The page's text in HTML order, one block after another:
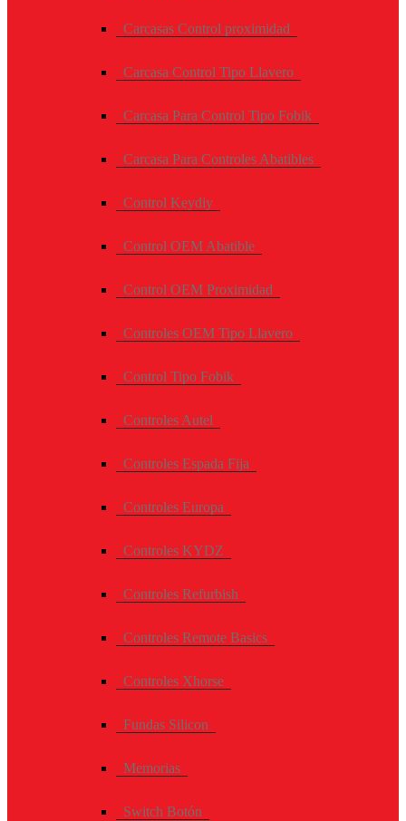
Carcasas Control proximidad
Carcasa Control Tipo Llavero
Carcasa Para Control Tipo Fobik
Carcasa Para Controles Abatibles
Control Keydiy
Control OEM Abatible
Control OEM Proximidad
Controles OEM Tipo Llavero
Control Tipo Fobik
Controles Autel
Controles Espada Fija
Controles Europa
Controles KYDZ
Controles Refurbish
Controles Remote Basics
Controles Xhorse
Fundas Silicon
Memorias
Switch Botón